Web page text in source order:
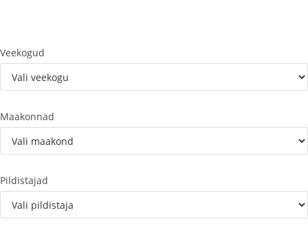
Veekogud
Maakonnad
Pildistajad